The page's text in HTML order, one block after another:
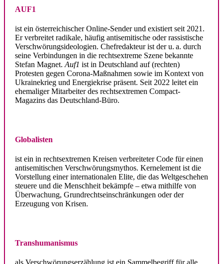
AUF1
ist ein öster­rei­chi­scher Online-Sender und existiert seit 2021.
Er verbreitet radikale, häufig antise­mi­tische oder rassis­tische
Verschwö­rungs­ideo­logien. Chef­redakteur ist der u. a. durch
seine Verbin­dungen in die rechts­extreme Szene bekannte
Stefan Magnet. Auf1 ist in Deutschland auf (rechten)
Protesten gegen Corona-Maßnahmen sowie im Kontext von
Ukrai­ne­krieg und Energie­krise präsent. Seit 2022 leitet ein
ehema­liger Mitar­beiter des rechts­extremen Compact-
Magazins das Deutschland-Büro.
Globa­listen
ist ein in rechts­extremen Kreisen verbrei­teter Code für einen
antise­mi­ti­schen Verschwö­rungs­mythos. Kernelement ist die
Vorstellung einer inter­na­tio­nalen Elite, die das Welt­geschehen
steuere und die Menschheit bekämpfe – etwa mithilfe von
Überwa­chung, Grund­rechts­ein­schrän­kungen oder der
Erzeugung von Krisen.
Trans­hu­ma­nismus
als Verschwö­rungs­er­zählung ist ein Sammel­be­griff für alle